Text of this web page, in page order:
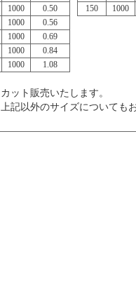
1000
0.50
1000
0.56
1000
0.69
1000
0.84
1000 1.08
150
1000
カット販売いたします。
上記以外のサイズについても